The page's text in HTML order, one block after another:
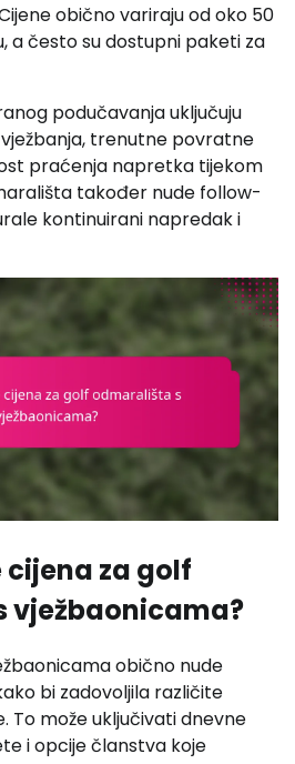
obično variraju od oko 50
a često su dostupni paketi za
podučavanja uključuju
trenutne povratne
praćenja napretka tijekom
također nude follow-
kontinuirani napredak i
cijena za golf
vježbaonicama?
obično nude
bi zadovoljila različite
To može uključivati dnevne
i opcije članstva koje